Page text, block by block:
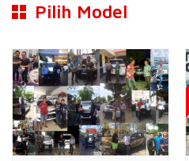
Pilih Model